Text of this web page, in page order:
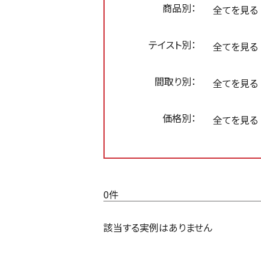
商品別： 全てを見る
テイスト別： 全てを見る
間取り別： 全てを見る
価格別： 全てを見る
0件
該当する実例はありません